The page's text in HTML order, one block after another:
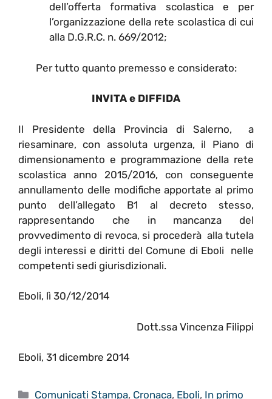
dell’offerta formativa scolastica e per
l’organizzazione della rete scolastica di cui
alla D.G.R.C. n. 669/2012;
Per tutto quanto premesso e considerato:
INVITA e DIFFIDA
Il Presidente della Provincia di Salerno, a
riesaminare, con assoluta urgenza, il Piano di
dimensionamento e programmazione della rete
scolastica anno 2015/2016, con conseguente
annullamento delle modifiche apportate al primo
punto dell’allegato B1 al decreto stesso,
rappresentando che in mancanza del
provvedimento di revoca, si procederà alla tutela
degli interessi e diritti del Comune di Eboli nelle
competenti sedi giurisdizionali.
Eboli, lì 30/12/2014
Dott.ssa Vincenza Filippi
Eboli, 31 dicembre 2014
Categorie
Comunicati Stampa, Cronaca, Eboli, In primo